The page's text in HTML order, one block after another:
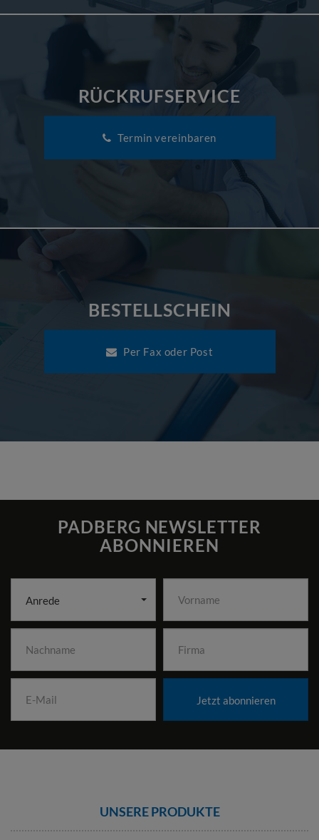
RÜCKRUFSERVICE
Termin vereinbaren
BESTELLSCHEIN
Per Fax oder Post
PADBERG NEWSLETTER
ABONNIEREN
Anrede
Jetzt abonnieren
UNSERE PRODUKTE